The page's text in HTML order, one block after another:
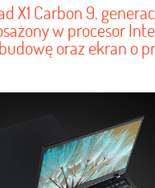
X1 Carbon 9.
w procesor
oraz ekran o